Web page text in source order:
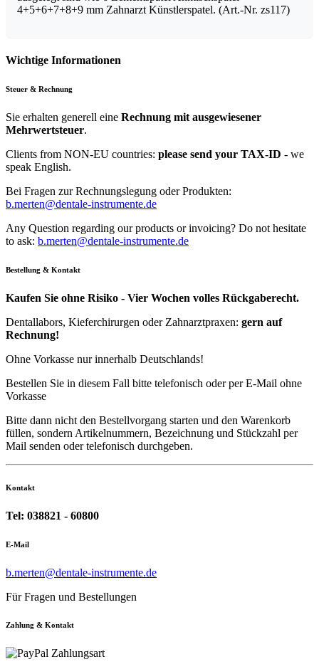
4+5+6+7+8+9 mm Zahnarzt Künstlerspatel. (Art.-Nr. zs117)
Wichtige Informationen
Steuer & Rechnung
Sie erhalten generell eine Rechnung mit ausgewiesener
Mehrwertsteuer.
Clients from NON-EU countries: please send your TAX-ID - we
speak English.
Bei Fragen zur Rechnungslegung oder Produkten:
b.merten@dentale-instrumente.de
Any Question regarding our products or invoicing? Do not hesitate
to ask: b.merten@dentale-instrumente.de
Bestellung & Kontakt
Kaufen Sie ohne Risiko - Vier Wochen volles Rückgaberecht.
Dentallabors, Kieferchirurgen oder Zahnarztpraxen: gern auf
Rechnung!
Ohne Vorkasse nur innerhalb Deutschlands!
Bestellen Sie in diesem Fall bitte telefonisch oder per E-Mail ohne
Vorkasse
Bitte dann nicht den Bestellvorgang starten und den Warenkorb
füllen, sondern Artikelnummern, Bezeichnung und Stückzahl per
Mail senden oder telefonisch durchgeben.
Kontakt
Tel: 038821 - 60800
E-Mail
b.merten@dentale-instrumente.de
Für Fragen und Bestellungen
Zahlung & Kontakt